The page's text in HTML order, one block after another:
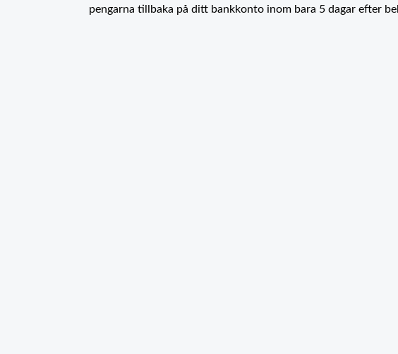
pengarna tillbaka på ditt bankkonto inom bara 5 dagar efter